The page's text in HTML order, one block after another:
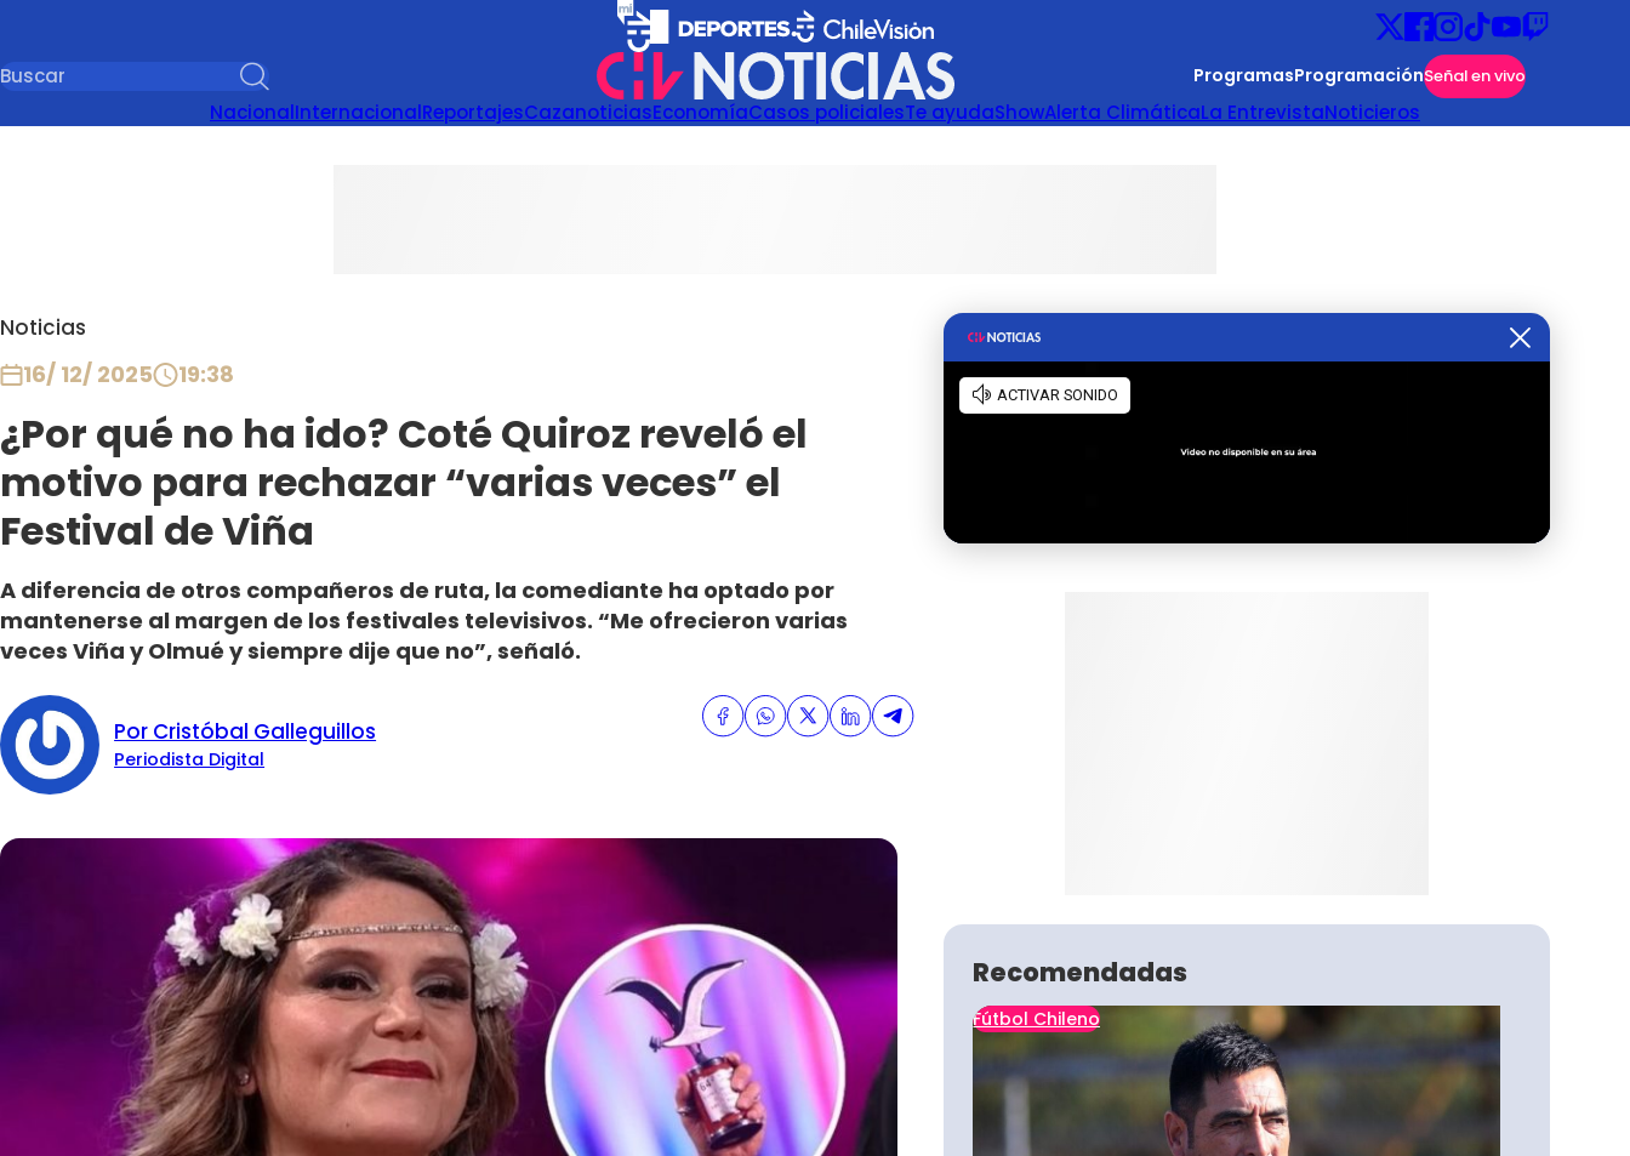
ProgramasProgramaciónSeñal en vivo
NacionalInternacionalReportajesCazanoticiasEconomíaCasos policialesTe ayudaShowAlerta ClimáticaLa EntrevistaNoticieros
Noticias
16/ 12/ 2025 19:38
¿Por qué no ha ido? Coté Quiroz reveló el
motivo para rechazar “varias veces” el
Festival de Viña
A diferencia de otros compañeros de ruta, la comediante ha optado por
mantenerse al margen de los festivales televisivos. “Me ofrecieron varias
veces Viña y Olmué y siempre dije que no”, señaló.
Por Cristóbal Galleguillos
Periodista Digital
Recomendadas
Fútbol Chileno